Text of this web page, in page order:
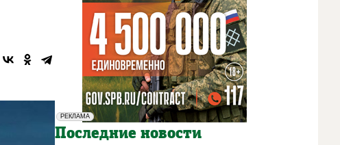
РЕКЛАМА
Социальная реклама
Последние новости